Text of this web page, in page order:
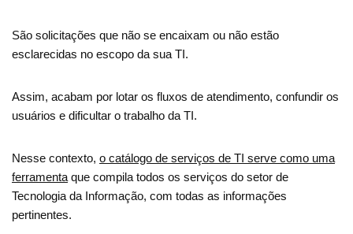
São solicitações que não se encaixam ou não estão
esclarecidas no escopo da sua TI.
Assim, acabam por lotar os fluxos de atendimento, confundir os
usuários e dificultar o trabalho da TI.
Nesse contexto, o catálogo de serviços de TI serve como uma
ferramenta que compila todos os serviços do setor de
Tecnologia da Informação, com todas as informações
pertinentes.